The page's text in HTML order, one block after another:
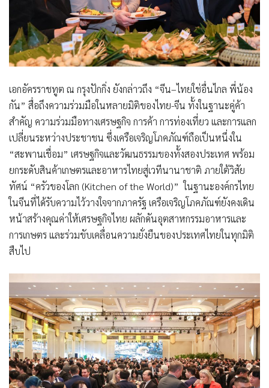
เอกอัครราชทูต ณ กรุงปักกิ่ง ยังกล่าวถึง “จีน–ไทยใช่อื่นไกล พี่น้อง
กัน” สื่อถึงความร่วมมือในหลายมิติของไทย-จีน ทั้งในฐานะคู่ค้า
สำคัญ ความร่วมมือทางเศรษฐกิจ การค้า การท่องเที่ยว และการแลก
เปลี่ยนระหว่างประชาชน ซึ่งเครือเจริญโภคภัณฑ์ถือเป็นหนึ่งใน
“สะพานเชื่อม” เศรษฐกิจและวัฒนธรรมของทั้งสองประเทศ พร้อม
ยกระดับสินค้าเกษตรและอาหารไทยสู่เวทีนานาชาติ ภายใต้วิสัย
ทัศน์ “ครัวของโลก (Kitchen of the World)” ในฐานะองค์กรไทย
ในจีนที่ได้รับความไว้วางใจจากภาครัฐ เครือเจริญโภคภัณฑ์ยังคงเดิน
หน้าสร้างคุณค่าให้เศรษฐกิจไทย ผลักดันอุตสาหกรรมอาหารและ
การเกษตร และร่วมขับเคลื่อนความยั่งยืนของประเทศไทยในทุกมิติ
สืบไป